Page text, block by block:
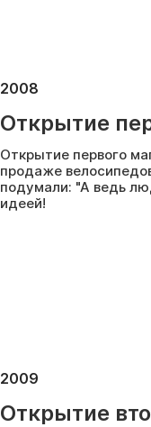
2008
Открытие
Открытие первого
продаже
подумали: "А ведь
идеей!
2009
Открытие